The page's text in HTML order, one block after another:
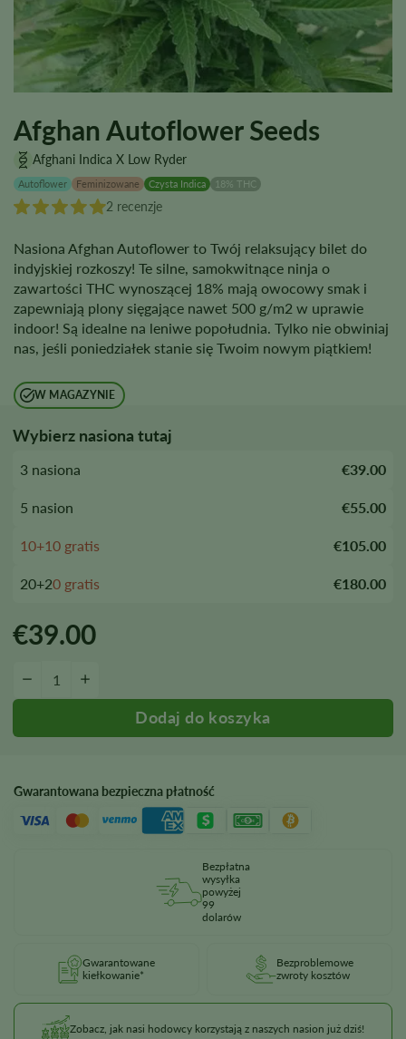
Afghan Autoflower Seeds
Afghani Indica X Low Ryder
Autoflower Feminizowane Czysta Indica 18% THC
2 recenzje
Nasiona Afghan Autoflower to Twój relaksujący bilet do
indyjskiej rozkoszy! Te silne, samokwitnące ninja o
zawartości THC wynoszącej 18% mają owocowy smak i
zapewniają plony sięgające nawet 500 g/m2 w uprawie
indoor! Są idealne na leniwe popołudnia. Tylko nie obwiniaj
nas, jeśli poniedziałek stanie się Twoim nowym piątkiem!
W MAGAZYNIE
Wybierz nasiona tutaj
3 nasiona €39.00
5 nasion €55.00
10+10 gratis €105.00
20+20 gratis €180.00
€39.00
−
Gwarantowana bezpieczna płatność
Bezpłatna
wysyłka
powyżej
99
dolarów
Gwarantowane
kiełkowanie*
Bezproblemowe
zwroty kosztów
Zobacz, jak nasi hodowcy korzystają z naszych nasion już dziś!